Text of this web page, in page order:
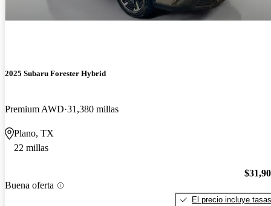
2025 Subaru Forester Hybrid
Premium AWD 31,380 millas
Plano, TX
22 millas
Buena oferta
El precio incluye tasas